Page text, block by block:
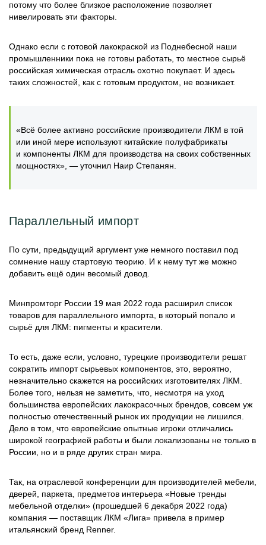
потому что более близкое расположение позволяет
нивелировать эти факторы.
Однако если с готовой лакокраской из Поднебесной наши
промышленники пока не готовы работать, то местное сырьё
российская химическая отрасль охотно покупает. И здесь
таких сложностей, как с готовым продуктом, не возникает.
«Всё более активно российские производители ЛКМ в той
или иной мере используют китайские полуфабрикаты
и компоненты ЛКМ для производства на своих собственных
мощностях», — уточнил Наир Степанян.
Параллельный импорт
По сути, предыдущий аргумент уже немного поставил под
сомнение нашу стартовую теорию. И к нему тут же можно
добавить ещё один весомый довод.
Минпромторг России 19 мая 2022 года расширил список
товаров для параллельного импорта, в который попало и
сырьё для ЛКМ: пигменты и красители.
То есть, даже если, условно, турецкие производители решат
сократить импорт сырьевых компонентов, это, вероятно,
незначительно скажется на российских изготовителях ЛКМ.
Более того, нельзя не заметить, что, несмотря на уход
большинства европейских лакокрасочных брендов, совсем уж
полностью отечественный рынок их продукции не лишился.
Дело в том, что европейские опытные игроки отличались
широкой географией работы и были локализованы не только в
России, но и в ряде других стран мира.
Так, на отраслевой конференции для производителей мебели,
дверей, паркета, предметов интерьера «Новые тренды
мебельной отделки» (прошедшей 6 декабря 2022 года)
компания — поставщик ЛКМ «Лига» привела в пример
итальянский бренд Renner.